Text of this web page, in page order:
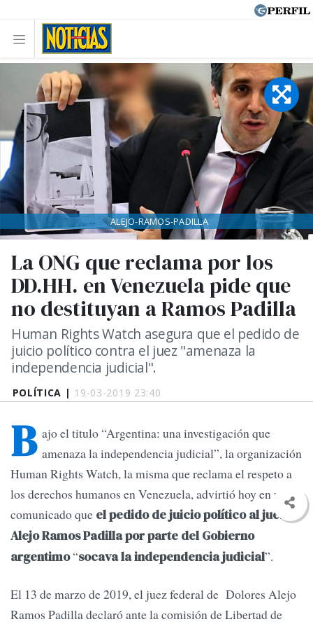
POLÍTICA | 19-03-2019 23:40
La ONG que reclama por los
DD.HH. en Venezuela pide que
no destituyan a Ramos Padilla
Human Rights Watch asegura que el pedido de
juicio político contra el juez "amenaza la
independencia judicial".
ALEJO-RAMOS-PADILLA
B ajo el titulo “Argentina: una investigación que
amenaza la independencia judicial”, la organización
Human Rights Watch, la misma que reclama el respeto a
los derechos humanos en Venezuela, advirtió hoy en un
comunicado que el pedido de juicio político al juez
Alejo Ramos Padilla por parte del Gobierno
argentimo“socava la independencia judicial”.
El 13 de marzo de 2019, el juez federal de Dolores Alejo
Ramos Padilla declaró ante la comisión de Libertad de